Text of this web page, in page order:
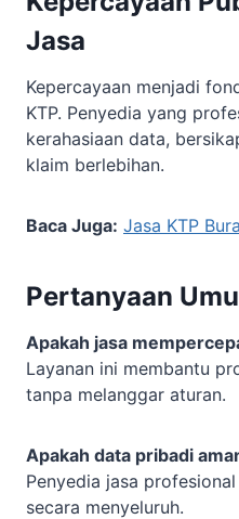
Jasa
Kepercayaan menjadi
KTP. Penyedia yang
kerahasiaan data,
klaim berlebihan.
Baca Juga: Jasa KTP
Pertanyaan
Apakah jasa
Layanan ini membantu
tanpa melanggar aturan.
Apakah data pribadi
Penyedia jasa
secara menyeluruh.